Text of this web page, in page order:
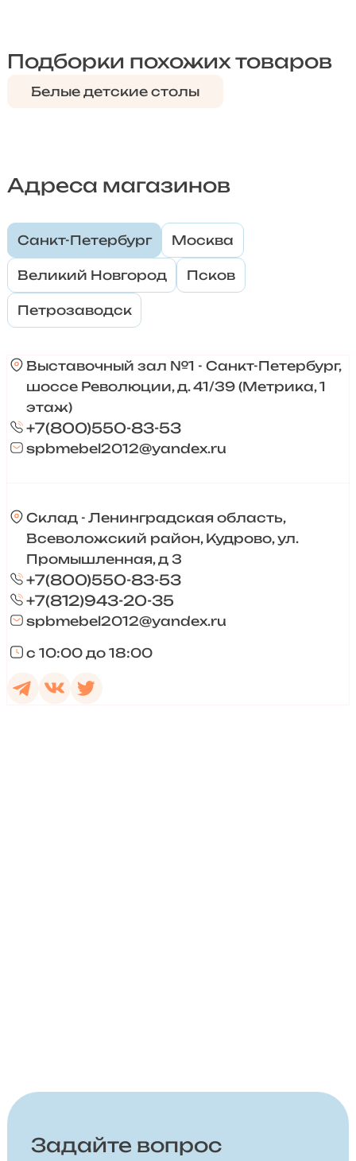
Подборки похожих товаров
Белые детские столы
Адреса магазинов
Санкт-Петербург Москва
Великий Новгород Псков
Петрозаводск
Выставочный зал №1 - Санкт-Петербург,
шоссе Революции, д. 41/39 (Метрика, 1
этаж)
+7(800)550-83-53
spbmebel2012@yandex.ru
Склад - Ленинградская область,
Всеволожский район, Кудрово, ул.
Промышленная, д 3
+7(800)550-83-53
+7(812)943-20-35
spbmebel2012@yandex.ru
с 10:00 до 18:00
Задайте вопрос